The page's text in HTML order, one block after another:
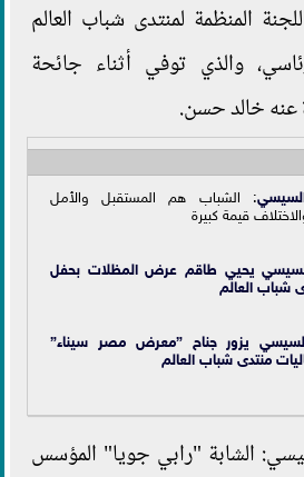
المنظمة لمنتدى شباب العالم
والذي توفي أثناء جائحة
عنه خالد حسن.
: الشباب هم المستقبل والأمل
قيمة كبيرة
يحيي طاقم عرض المظلات بحفل
شباب العالم
يزور جناح ”معرض مصر سيناء”
منتدى شباب العالم
الشابة "رابي جويا" المؤسس